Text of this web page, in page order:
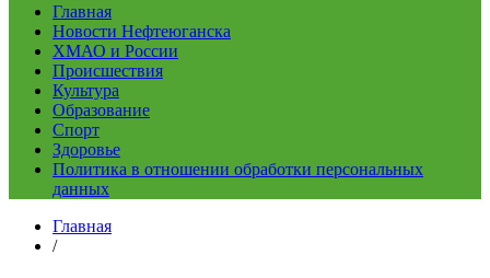
Главная
Новости Нефтеюганска
ХМАО и России
Происшествия
Культура
Образование
Спорт
Здоровье
Политика в отношении обработки персональных
данных
Главная
/